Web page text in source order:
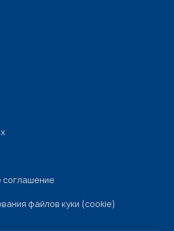
соглашение
файлов куки (cookie)